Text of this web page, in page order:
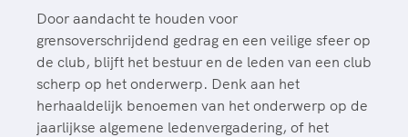
Door aandacht te houden voor
grensoverschrijdend gedrag en een veilige sfeer op
de club, blijft het bestuur en de leden van een club
scherp op het onderwerp. Denk aan het
herhaaldelijk benoemen van het onderwerp op de
jaarlijkse algemene ledenvergadering, of het